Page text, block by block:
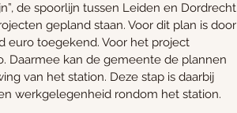
de spoorlijn tussen Leiden en Dordrecht
gepland staan. Voor dit plan is door
euro toegekend. Voor het project
Daarmee kan de gemeente de plannen
van het station. Deze stap is daarbij
werkgelegenheid rondom het station.